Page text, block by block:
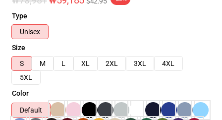
Type
Unisex
Size
S
M L XL 2XL 3XL
4XL
5XL
Color
Default